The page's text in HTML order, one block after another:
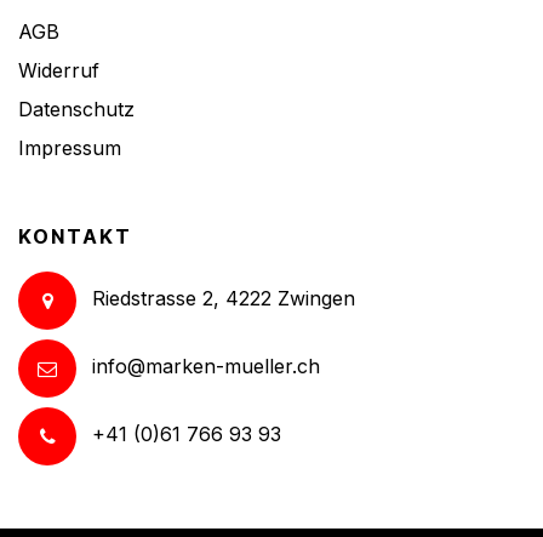
AGB
Widerruf
Datenschutz
Impressum
KONTAKT
Riedstrasse 2, 4222 Zwingen
info@marken-mueller.ch
+41 (0)61 766 93 93